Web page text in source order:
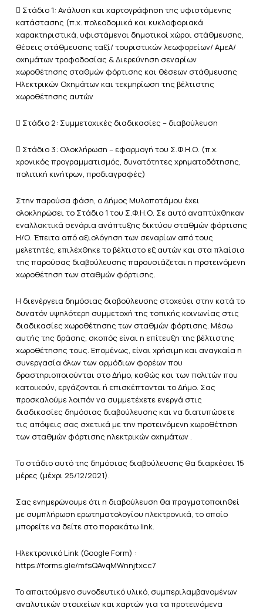
 Στάδιο 1: Ανάλυση και χαρτογράφηση της υφιστάμενης
κατάστασης (π.χ. πολεοδομικά και κυκλοφοριακά
χαρακτηριστικά, υφιστάμενοι δημοτικοί χώροι στάθμευσης,
θέσεις στάθμευσης ταξί/ τουριστικών λεωφορείων/ ΑμεΑ/
οχημάτων τροφοδοσίας & Διερεύνηση σεναρίων
χωροθέτησης σταθμών φόρτισης και θέσεων στάθμευσης
Ηλεκτρικών Οχημάτων και τεκμηρίωση της βέλτιστης
χωροθέτησης αυτών
 Στάδιο 2: Συμμετοχικές διαδικασίες – διαβούλευση
 Στάδιο 3: Ολοκλήρωση – εφαρμογή του Σ.Φ.Η.Ο. (π.χ.
χρονικός προγραμματισμός, δυνατότητες χρηματοδότησης,
πολιτική κινήτρων, προδιαγραφές)
Στην παρούσα φάση, ο Δήμος Μυλοποτάμου έχει
ολοκληρώσει το Στάδιο 1 του Σ.Φ.Η.Ο. Σε αυτό αναπτύχθηκαν
εναλλακτικά σενάρια ανάπτυξης δικτύου σταθμών φόρτισης
Η/Ο. Έπειτα από αξιολόγηση των σεναρίων από τους
μελετητές, επιλέχθηκε το βέλτιστο εξ αυτών και στα πλαίσια
της παρούσας διαβούλευσης παρουσιάζεται η προτεινόμενη
χωροθέτηση των σταθμών φόρτισης.
Η διενέργεια δημόσιας διαβούλευσης στοχεύει στην κατά το
δυνατόν υψηλότερη συμμετοχή της τοπικής κοινωνίας στις
διαδικασίες χωροθέτησης των σταθμών φόρτισης. Μέσω
αυτής της δράσης, σκοπός είναι η επίτευξη της βέλτιστης
χωροθέτησης τους. Επομένως, είναι χρήσιμη και αναγκαία η
συνεργασία όλων των αρμόδιων φορέων που
δραστηριοποιούνται στο Δήμο, καθώς και των πολιτών που
κατοικούν, εργάζονται ή επισκέπτονται το Δήμο. Σας
προσκαλούμε λοιπόν να συμμετέχετε ενεργά στις
διαδικασίες δημόσιας διαβoύλευσης και να διατυπώσετε
τις απόψεις σας σχετικά με την προτεινόμενη χωροθέτηση
των σταθμών φόρτισης ηλεκτρικών οχημάτων .
Το στάδιο αυτό της δημόσιας διαβούλευσης θα διαρκέσει 15
μέρες (μέχρι 25/12/2021).
Σας ενημερώνουμε ότι η διαβούλευση θα πραγματοποιηθεί
με συμπλήρωση ερωτηματολογίου ηλεκτρονικά, το οποίο
μπορείτε να δείτε στο παρακάτω link.
Ηλεκτρονικό Link (Google Form) :
https://forms.gle/mfsQAvqMWnnjtxcc7
Το απαιτούμενο συνοδευτικό υλικό, συμπεριλαμβανομένων
αναλυτικών στοιχείων και χαρτών για τα προτεινόμενα